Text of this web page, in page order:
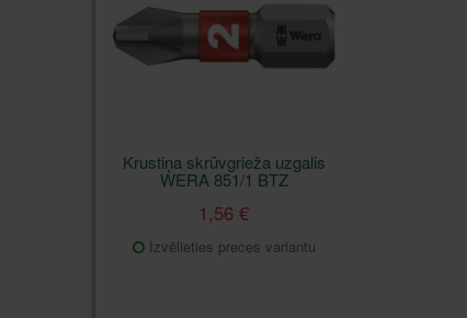
Krustiņa skrūvgrieža uzgalis
WERA 851/1 BTZ
1,56 €
Izvēlieties preces variantu